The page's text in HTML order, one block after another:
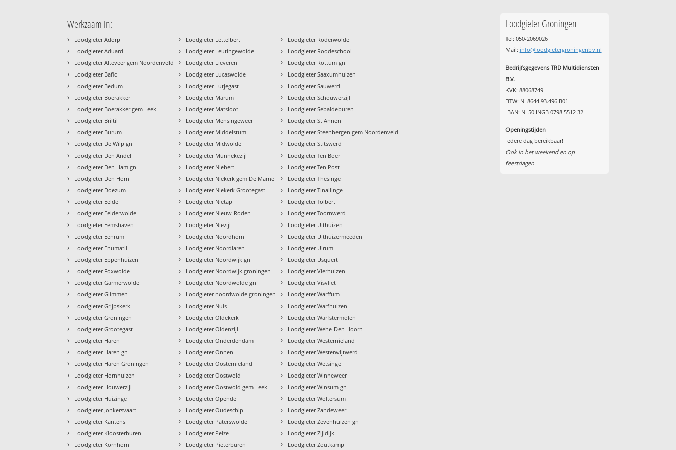
Werkzaam in:
› Loodgieter Adorp
› Loodgieter Aduard
› Loodgieter Alteveer gem Noordenveld
› Loodgieter Baflo
› Loodgieter Bedum
› Loodgieter Boerakker
› Loodgieter Boerakker gem Leek
› Loodgieter Briltil
› Loodgieter Burum
› Loodgieter De Wilp gn
› Loodgieter Den Andel
› Loodgieter Den Ham gn
› Loodgieter Den Horn
› Loodgieter Doezum
› Loodgieter Eelde
› Loodgieter Eelderwolde
› Loodgieter Eemshaven
› Loodgieter Eenrum
› Loodgieter Enumatil
› Loodgieter Eppenhuizen
› Loodgieter Foxwolde
› Loodgieter Garmerwolde
› Loodgieter Glimmen
› Loodgieter Grijpskerk
› Loodgieter Groningen
› Loodgieter Grootegast
› Loodgieter Haren
› Loodgieter Haren gn
› Loodgieter Haren Groningen
› Loodgieter Hornhuizen
› Loodgieter Houwerzijl
› Loodgieter Huizinge
› Loodgieter Jonkersvaart
› Loodgieter Kantens
› Loodgieter Kloosterburen
› Loodgieter Kornhorn
› Loodgieter Lettelbert
› Loodgieter Leutingewolde
› Loodgieter Lieveren
› Loodgieter Lucaswolde
› Loodgieter Lutjegast
› Loodgieter Marum
› Loodgieter Matsloot
› Loodgieter Mensingeweer
› Loodgieter Middelstum
› Loodgieter Midwolde
› Loodgieter Munnekezijl
› Loodgieter Niebert
› Loodgieter Niekerk gem De Marne
› Loodgieter Niekerk Grootegast
› Loodgieter Nietap
› Loodgieter Nieuw-Roden
› Loodgieter Niezijl
› Loodgieter Noordhorn
› Loodgieter Noordlaren
› Loodgieter Noordwijk gn
› Loodgieter Noordwijk groningen
› Loodgieter Noordwolde gn
› Loodgieter noordwolde groningen
› Loodgieter Nuis
› Loodgieter Oldekerk
› Loodgieter Oldenzijl
› Loodgieter Onderdendam
› Loodgieter Onnen
› Loodgieter Oosternieland
› Loodgieter Oostwold
› Loodgieter Oostwold gem Leek
› Loodgieter Opende
› Loodgieter Oudeschip
› Loodgieter Paterswolde
› Loodgieter Peize
› Loodgieter Pieterburen
› Loodgieter Roderwolde
› Loodgieter Roodeschool
› Loodgieter Rottum gn
› Loodgieter Saaxumhuizen
› Loodgieter Sauwerd
› Loodgieter Schouwerzijl
› Loodgieter Sebaldeburen
› Loodgieter St Annen
› Loodgieter Steenbergen gem Noordenveld
› Loodgieter Stitswerd
› Loodgieter Ten Boer
› Loodgieter Ten Post
› Loodgieter Thesinge
› Loodgieter Tinallinge
› Loodgieter Tolbert
› Loodgieter Toornwerd
› Loodgieter Uithuizen
› Loodgieter Uithuizermeeden
› Loodgieter Ulrum
› Loodgieter Usquert
› Loodgieter Vierhuizen
› Loodgieter Visvliet
› Loodgieter Warffum
› Loodgieter Warfhuizen
› Loodgieter Warfstermolen
› Loodgieter Wehe-Den Hoorn
› Loodgieter Westernieland
› Loodgieter Westerwijtwerd
› Loodgieter Wetsinge
› Loodgieter Winneweer
› Loodgieter Winsum gn
› Loodgieter Woltersum
› Loodgieter Zandeweer
› Loodgieter Zevenhuizen gn
› Loodgieter Zijldijk
› Loodgieter Zoutkamp
Loodgieter Groningen
Tel: 050-2069026
Mail: info@loodgietergroningenbv.nl
Bedrijfsgegevens TRD Multidiensten
B.V.
KVK: 88068749
BTW: NL8644.93.496.B01
IBAN: NL50 INGB 0798 5512 32
Openingstijden
Iedere dag bereikbaar!
Ook in het weekend en op
feestdagen